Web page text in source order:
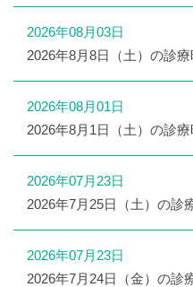
2026年08月03日
2026年8月8日（土）の診
2026年08月01日
2026年8月1日（土）の診
2026年07月23日
2026年7月25日（土）の診
2026年07月23日
2026年7月24日（金）の診